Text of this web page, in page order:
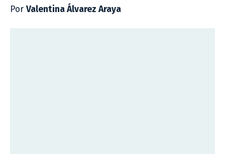
PorValentina Álvarez Araya